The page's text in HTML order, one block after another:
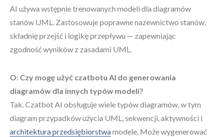
AI używa wstępnie trenowanych modeli dla diagramów
stanów UML. Zastosowuje poprawne nazewnictwo stanów,
składnię przejść i logikę przepływu — zapewniając
zgodność wyników z zasadami UML.
O: Czy mogę użyć czatbotu AI do generowania
diagramów dla innych typów modeli?
Tak. Czatbot AI obsługuje wiele typów diagramów, w tym
diagram przypadków użycia UML, sekwencji, aktywności i
architektura przedsiębiorstwamodele. Może wygenerować